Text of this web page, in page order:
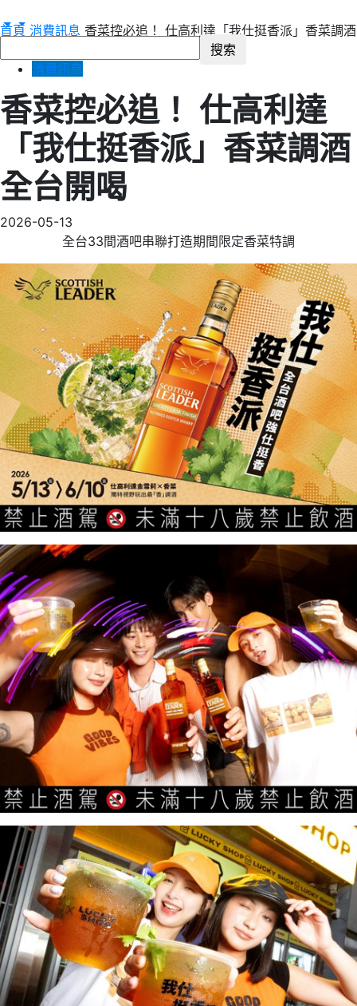
首頁 消費訊息 香菜控必追！ 仕高利達「我仕挺香派」香菜調酒
消費訊息
香菜控必追！ 仕高利達
「我仕挺香派」香菜調酒
全台開喝
2026-05-13
全台33間酒吧串聯打造期間限定香菜特調